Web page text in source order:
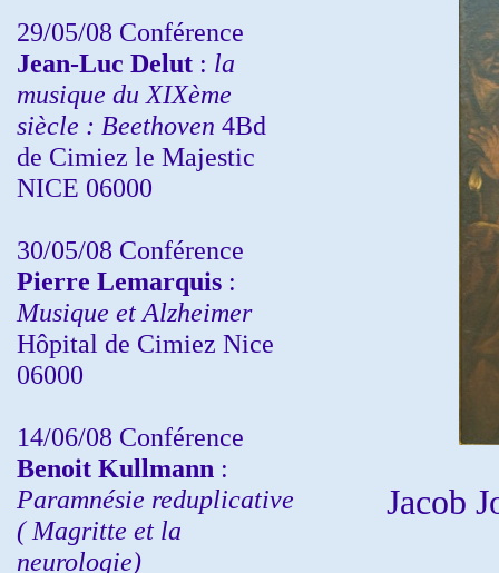
29/05/08 Conférence
Jean-Luc Delut : la
musique du XIXème
siècle : Beethoven 4Bd
de Cimiez le Majestic
NICE 06000
30/05/08 Conférence
Pierre Lemarquis :
Musique et Alzheimer
Hôpital de Cimiez Nice
06000
14/06/08 Conférence
Benoit Kullmann :
Paramnésie reduplicative
( Magritte et la
neurologie)
Jacob